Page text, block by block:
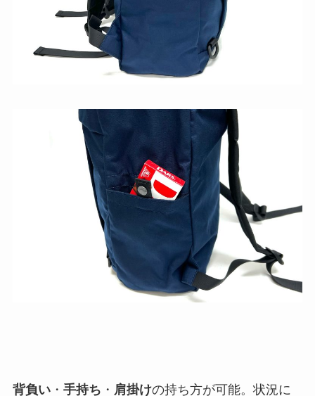
背負い・ 手持ち ・ 肩掛けの持ち方が可能。状況に